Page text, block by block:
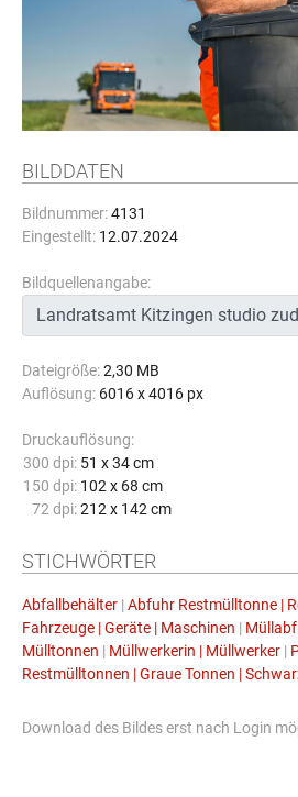
BILDDATEN
Bildnummer:4131
Eingestellt: 12.07.2024
Bildquellenangabe:
Dateigröße:2,30 MB
Auflösung: 6016 x 4016 px
Druckauflösung:
300 dpi: 51 x 34 cm
150 dpi: 102 x 68 cm
72 dpi: 212 x 142 cm
STICHWÖRTER
Abfallbehälter | Abfuhr Restmülltonne |
Fahrzeuge | Geräte | Maschinen |
Mülltonnen | Müllwerkerin | Müllwerker |
Restmülltonnen | Graue Tonnen |
Download des Bildes erst nach Login